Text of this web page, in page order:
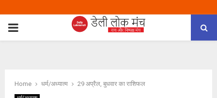
PRIMARY
Home धर्म/अध्यात्म 29 अप्रैल, बुधवार का राशिफल